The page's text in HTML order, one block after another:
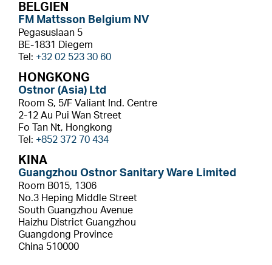
BELGIEN
FM Mattsson Belgium NV
Pegasuslaan 5
BE-1831 Diegem
Tel: +32 02 523 30 60
HONGKONG
Ostnor (Asia) Ltd
Room S, 5/F Valiant Ind. Centre
2-12 Au Pui Wan Street
Fo Tan Nt, Hongkong
Tel: +852 372 70 434
KINA
Guangzhou Ostnor Sanitary Ware Limited
Room B015, 1306
No.3 Heping Middle Street
South Guangzhou Avenue
Haizhu District Guangzhou
Guangdong Province
China 510000